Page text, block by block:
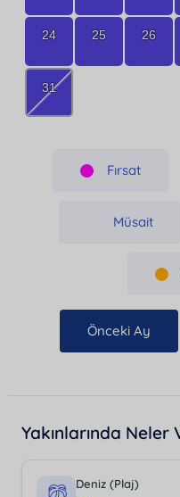
24 25 26
31
Fırsat
Müsait
Önceki Ay
Yakınlarında Neler
Deniz (Plaj)